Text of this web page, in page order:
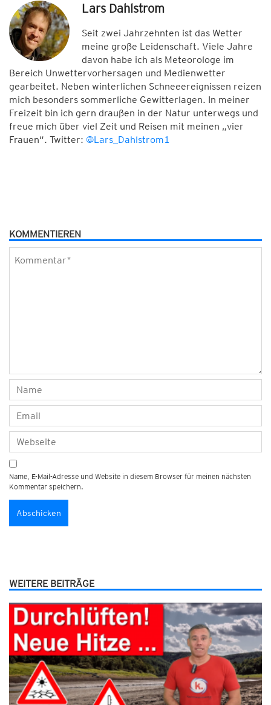
Lars Dahlstrom
Seit zwei Jahrzehnten ist das Wetter
meine große Leidenschaft. Viele Jahre
davon habe ich als Meteorologe im
Bereich Unwettervorhersagen und Medienwetter
gearbeitet. Neben winterlichen Schneeereignissen reizen
mich besonders sommerliche Gewitterlagen. In meiner
Freizeit bin ich gern draußen in der Natur unterwegs und
freue mich über viel Zeit und Reisen mit meinen „vier
Frauen“. Twitter: @Lars_Dahlstrom1
KOMMENTIEREN
Name, E-Mail-Adresse und Website in diesem Browser für meinen nächsten
Kommentar speichern.
WEITERE BEITRÄGE